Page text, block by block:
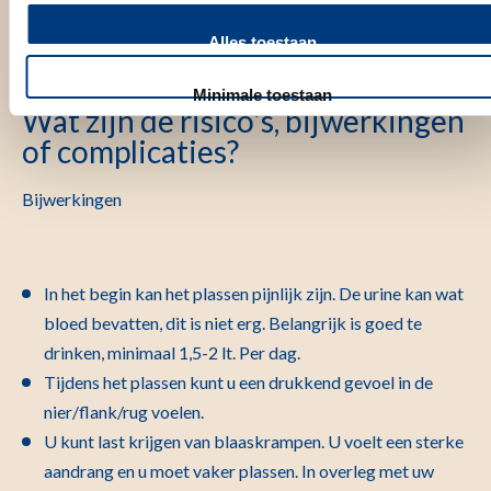
Alles toestaan
Minimale toestaan
Het onderzoek / de behandeling
Wat zijn de risico's, bijwerkingen
of complicaties?
Bijwerkingen
In het begin kan het plassen pijnlijk zijn. De urine kan wat
bloed bevatten, dit is niet erg. Belangrijk is goed te
drinken, minimaal 1,5-2 lt. Per dag.
Tijdens het plassen kunt u een drukkend gevoel in de
nier/flank/rug voelen.
U kunt last krijgen van blaaskrampen. U voelt een sterke
aandrang en u moet vaker plassen. In overleg met uw